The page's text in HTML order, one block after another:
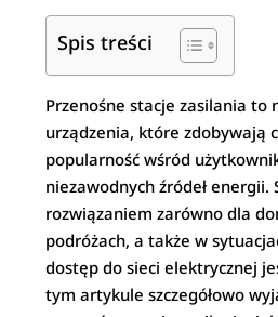
Spis treści
Przenośne stacje zasilania to
urządzenia, które zdobywają
popularność wśród
niezawodnych źródeł energii.
rozwiązaniem zarówno dla
podróżach, a także w
dostęp do sieci elektrycznej
tym artykule szczegółowo